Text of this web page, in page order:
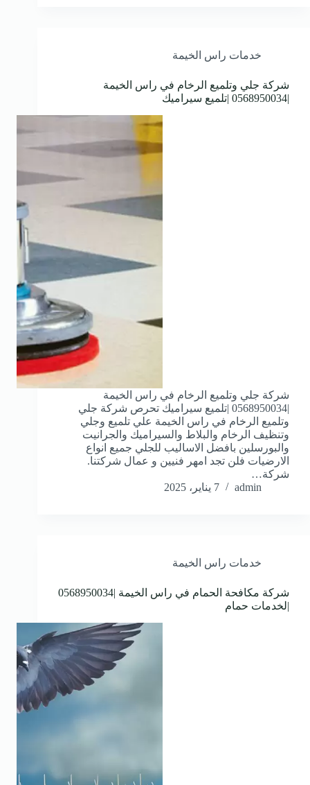
خدمات راس الخيمة
شركة جلي وتلميع الرخام في راس الخيمة
|0568950034 |تلميع سيراميك
شركة جلي وتلميع الرخام في راس الخيمة
|0568950034 |تلميع سيراميك تحرص شركة جلي
وتلميع الرخام في راس الخيمة علي تلميع وجلي
وتنظيف الرخام والبلاط والسيراميك والجرانيت
والبورسلين بافضل الاساليب للجلي جميع انواع
الارضيات فلن تجد امهر فنيين و عمال شركتنا.
شركة…
admin
7 يناير، 2025
خدمات راس الخيمة
شركة مكافحة الحمام في راس الخيمة |0568950034
|لخدمات حمام